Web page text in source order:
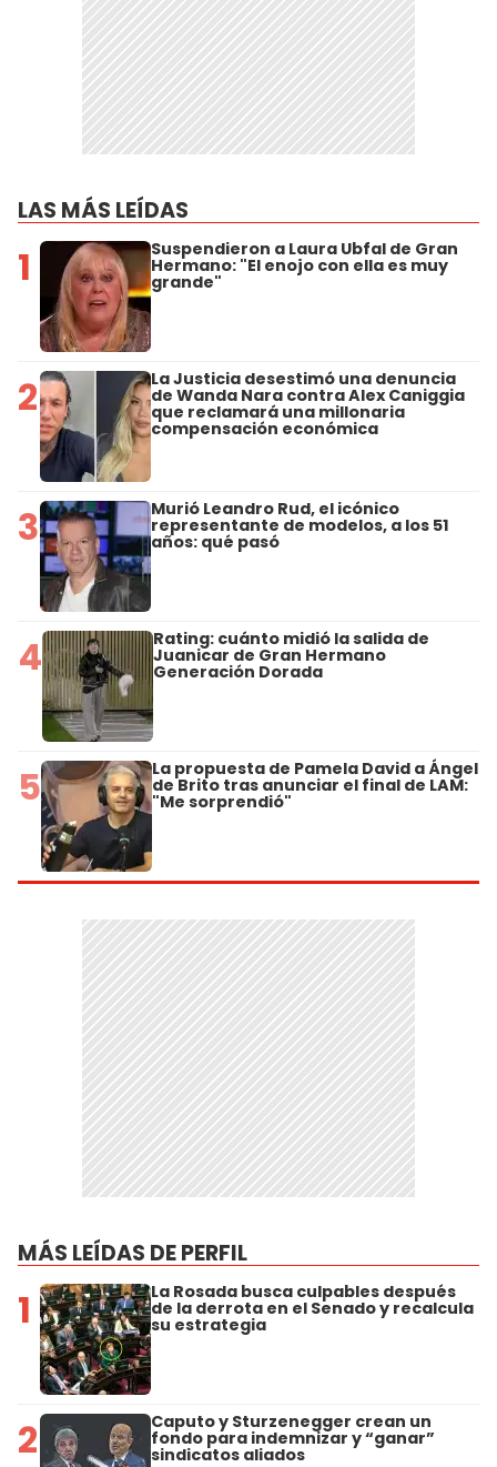
LAS MÁS LEÍDAS
1 Suspendieron a Laura Ubfal de Gran
Hermano: "El enojo con ella es muy
grande"
2 La Justicia desestimó una denuncia
de Wanda Nara contra Alex Caniggia
que reclamará una millonaria
compensación económica
3 Murió Leandro Rud, el icónico
representante de modelos, a los 51
años: qué pasó
4 Rating: cuánto midió la salida de
Juanicar de Gran Hermano
Generación Dorada
5 La propuesta de Pamela David a Ángel
de Brito tras anunciar el final de LAM:
"Me sorprendió"
MÁS LEÍDAS DE PERFIL
1 La Rosada busca culpables después
de la derrota en el Senado y recalcula
su estrategia
2 Caputo y Sturzenegger crean un
fondo para indemnizar y “ganar”
sindicatos aliados